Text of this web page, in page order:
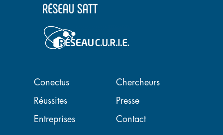
Navigation principale
Conectus
Réussites
Entreprises
Chercheurs
Presse
Contact